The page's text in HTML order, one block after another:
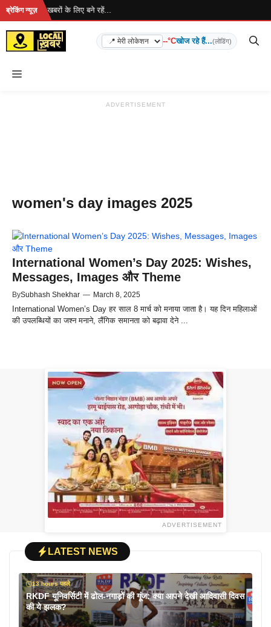
Skip
content
ब्रेकिंग न्यूज़
रहा है... ताज़ा खबरों के लिए बने रहें...
--°Cखोज रहे हैं...(लोडिंग)
Menu
ADVERTISEMENT
women's day images 2025
International Women’s Day 2025: Wishes,
Messages, Images और Theme
BySubhash Shekhar — March 8, 2025
International Women’s Day हर साल 8 मार्च को मनाया जाता है। यह दिन महिलाओं
की उपलब्धियों का जश्न मनाने, लैंगिक समानता को बढ़ावा देने ...
ADVERTISEMENT
LATEST NEWS
13 hours पहले
RKDF यूनिवर्सिटी में ढोल-नगाड़ों की गूंज: क्या आपने देखी आदिवासी दिवस
की ये झलक?